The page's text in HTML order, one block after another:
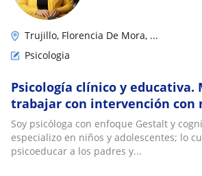
Trujillo, Florencia De Mora, ...
Psicologia
Psicología clínico y educativa.
trabajar con intervención con
adolescentes
Soy psicóloga con enfoque Gestalt y
especializo en niños y adolescentes; lo
psicoeducar a los padres y...